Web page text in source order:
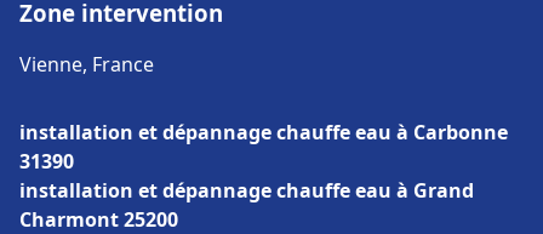
Zone intervention
Vienne, France
installation et dépannage chauffe eau à Carbonne
31390
installation et dépannage chauffe eau à Grand
Charmont 25200